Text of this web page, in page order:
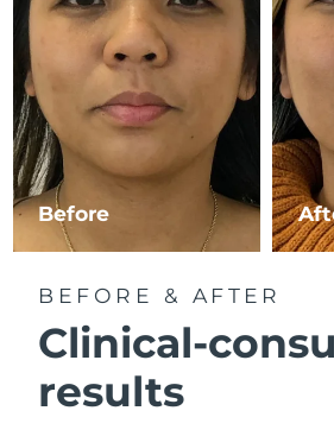
Before
BEFORE & AFTER
Clinical-
results
FOREO APP
关于我们
科威特
拉脱维亚
黎巴嫩
立陶宛
卢森堡
中国澳门特别行政区
马来西亚
马耳他